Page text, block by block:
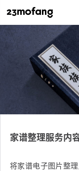
家谱整理服务内
将家谱电子图片整